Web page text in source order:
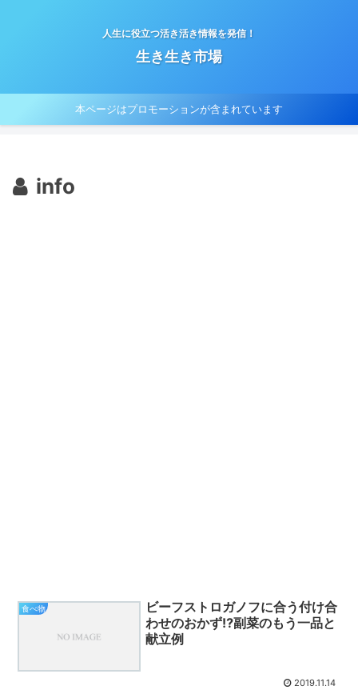
人生に役立つ活き活き情報を発信！
生き生き市場
本ページはプロモーションが含まれています
info
食べ物
ビーフストロガノフに合う付け合
わせのおかず⁉副菜のもう一品と
献立例
2019.11.14